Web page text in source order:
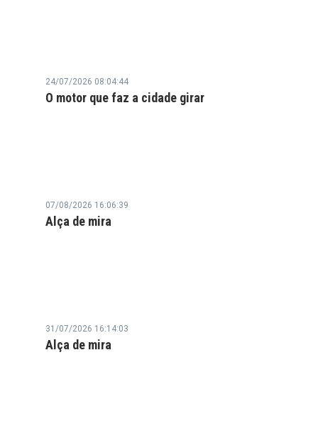
24/07/2026 08:04:44
O motor que faz a cidade girar
07/08/2026 16:06:39
Alça de mira
31/07/2026 16:14:03
Alça de mira